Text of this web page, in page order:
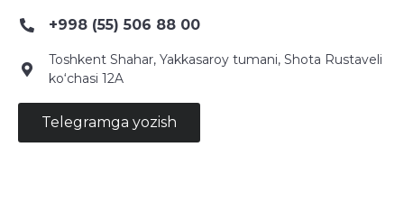
+998 (55) 506 88 00
Toshkent Shahar, Yakkasaroy tumani, Shota Rustaveli
ko‘chasi 12A
Telegramga yozish